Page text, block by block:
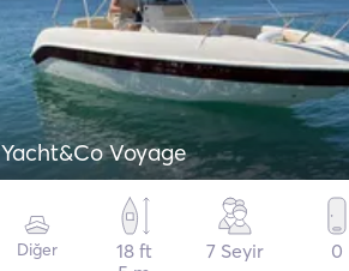
Yacht&Co Voyage
Diğer
18 ft
7 Seyir 0